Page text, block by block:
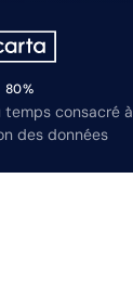
80%
temps consacré à
des données